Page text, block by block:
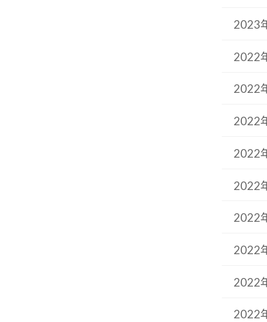
2023
2022
2022
2022
2022
2022
2022
2022
2022
2022